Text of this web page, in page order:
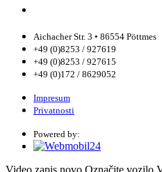
Aichacher Str. 3 • 86554 Pöttmes
+49 (0)8253 / 927619
+49 (0)8253 / 927615
+49 (0)172 / 8629052
Impresum
Privatnosti
Powered by: